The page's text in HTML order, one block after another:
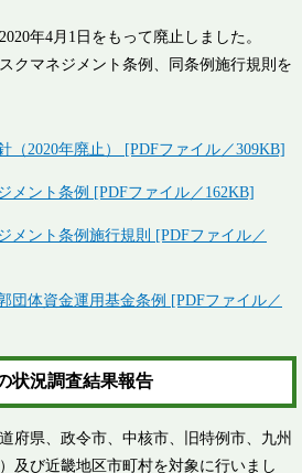
年4月1日をもって廃止しました。
クマネジメント条例、同条例施行規則を
（2020年廃止） [PDFファイル／309KB]
メント条例 [PDFファイル／162KB]
メント条例施行規則 [PDFファイル／
団体資金運用基金条例 [PDFファイル／
状況調査結果報告
府県、政令市、中核市、旧特例市、九州
及び近畿地区市町村を対象に行いまし